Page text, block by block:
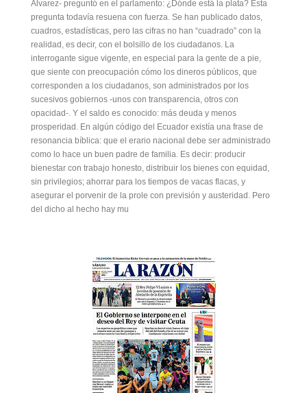
Álvarez- preguntó en el parlamento: ¿Dónde está la plata? Esta
pregunta todavía resuena con fuerza. Se han publicado datos,
cuadros, estadísticas, pero las cifras no han “cuadrado” con la
realidad, es decir, con el bolsillo de los ciudadanos. La
interrogante sigue vigente, en especial para la gente de a pie,
que siente con preocupación cómo los dineros públicos, que
corresponden a los ciudadanos, son administrados por los
sucesivos gobiernos -unos con transparencia, otros con
opacidad-. Y el saldo es conocido: más deuda y menos
prosperidad. En algún código del Ecuador existía una frase de
resonancia bíblica: que el erario nacional debe ser administrado
como lo hace un buen padre de familia. Es decir: producir
bienestar con trabajo honesto, distribuir los bienes con equidad,
sin privilegios; ahorrar para los tiempos de vacas flacas, y
asegurar el porvenir de la prole con previsión y austeridad. Pero
del dicho al hecho hay mu